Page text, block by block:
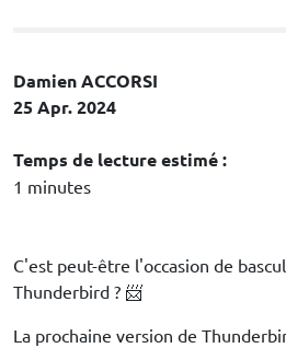
Damien ACCORSI
25 Apr. 2024
Temps de lecture estimé :
1 minutes
C'est peut-être l'occasion de
Thunderbird ? 📨
La prochaine version de